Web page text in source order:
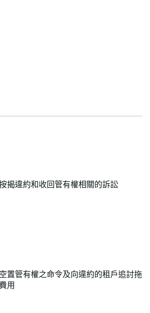
揭違約和收回管有權相關的訴訟
置管有權之命令及向違約的租戶追討拖
用